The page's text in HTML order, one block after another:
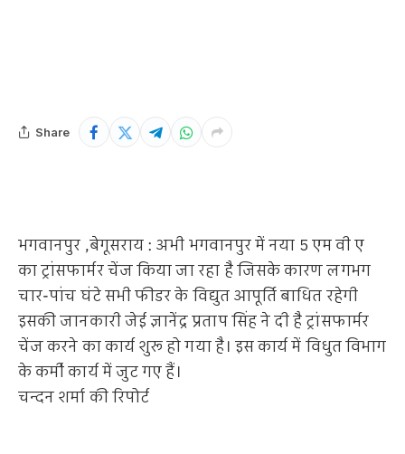
Share
भगवानपुर ,बेगूसराय : अभी भगवानपुर में नया 5 एम वी ए
का ट्रांसफार्मर चेंज किया जा रहा है जिसके कारण लगभग
चार-पांच घंटे सभी फीडर के विद्युत आपूर्ति बाधित रहेगी
इसकी जानकारी जेई ज्ञानेंद्र प्रताप सिंह ने दी है ट्रांसफार्मर
चेंज करने का कार्य शुरू हो गया है। इस कार्य में विधुत विभाग
के कर्मी कार्य में जुट गए हैं।
चन्दन शर्मा की रिपोर्ट